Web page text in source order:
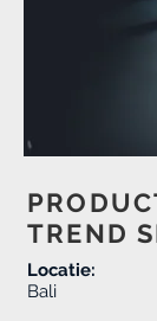
TREND
Locatie:
Bali